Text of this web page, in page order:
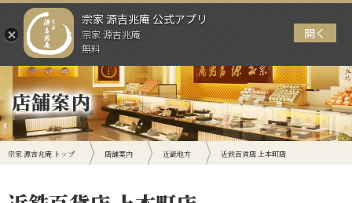
宗家 源吉兆庵 公式アプリ
宗家 源吉兆庵
無料
開く
メニュー
店舗案内
宗家 源吉兆庵 トップ 店舗案内 近畿地方 近鉄百貨店 上本町店